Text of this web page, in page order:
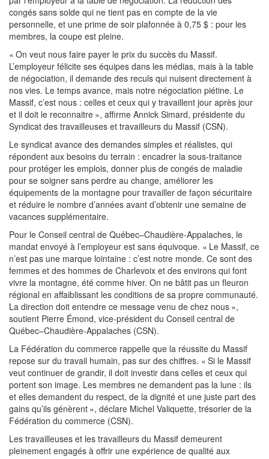
congés sans solde qui ne tient pas en compte de la vie
personnelle, et une prime de soir plafonnée à 0,75 $ : pour les
membres, la coupe est pleine.
« On veut nous faire payer le prix du succès du Massif.
L’employeur félicite ses équipes dans les médias, mais à la table
de négociation, il demande des reculs qui nuisent directement à
nos vies. Le temps avance, mais notre négociation piétine. Le
Massif, c’est nous : celles et ceux qui y travaillent jour après jour
et il doit le reconnaitre », affirme Annick Simard, présidente du
Syndicat des travailleuses et travailleurs du Massif (CSN).
Le syndicat avance des demandes simples et réalistes, qui
répondent aux besoins du terrain : encadrer la sous-traitance
pour protéger les emplois, donner plus de congés de maladie
pour se soigner sans perdre au change, améliorer les
équipements de la montagne pour travailler de façon sécuritaire
et réduire le nombre d’années avant d’obtenir une semaine de
vacances supplémentaire.
Pour le Conseil central de Québec–Chaudière-Appalaches, le
mandat envoyé à l’employeur est sans équivoque. « Le Massif, ce
n’est pas une marque lointaine : c’est notre monde. Ce sont des
femmes et des hommes de Charlevoix et des environs qui font
vivre la montagne, été comme hiver. On ne bâtit pas un fleuron
régional en affaiblissant les conditions de sa propre communauté.
La direction doit entendre ce message venu de chez nous »,
soutient Pierre Émond, vice-président du Conseil central de
Québec–Chaudière-Appalaches (CSN).
La Fédération du commerce rappelle que la réussite du Massif
repose sur du travail humain, pas sur des chiffres. « Si le Massif
veut continuer de grandir, il doit investir dans celles et ceux qui
portent son image. Les membres ne demandent pas la lune : ils
et elles demandent du respect, de la dignité et une juste part des
gains qu’ils génèrent », déclare Michel Valiquette, trésorier de la
Fédération du commerce (CSN).
Les travailleuses et les travailleurs du Massif demeurent
pleinement engagés à offrir une expérience de qualité aux